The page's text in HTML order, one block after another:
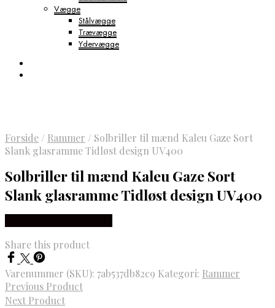
Vægge
Stålvægge
Trævægge
Ydervægge
Forside / Rammer / Solbriller til mænd Kaleu Gaze Sort
Slank glasramme Tidløst design UV400
Solbriller til mænd Kaleu Gaze Sort
Slank glasramme Tidløst design UV400
Share this product
Varenummer (SKU): 7ab537db82c9 Kategori: Rammer
Previous Product
Next Product